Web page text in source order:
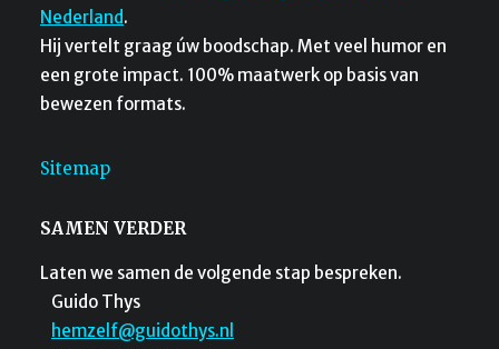
Nederland.
Hij vertelt graag úw boodschap. Met veel humor en
een grote impact. 100% maatwerk op basis van
bewezen formats.
Sitemap
SAMEN VERDER
Laten we samen de volgende stap bespreken.
Guido Thys
hemzelf@guidothys.nl